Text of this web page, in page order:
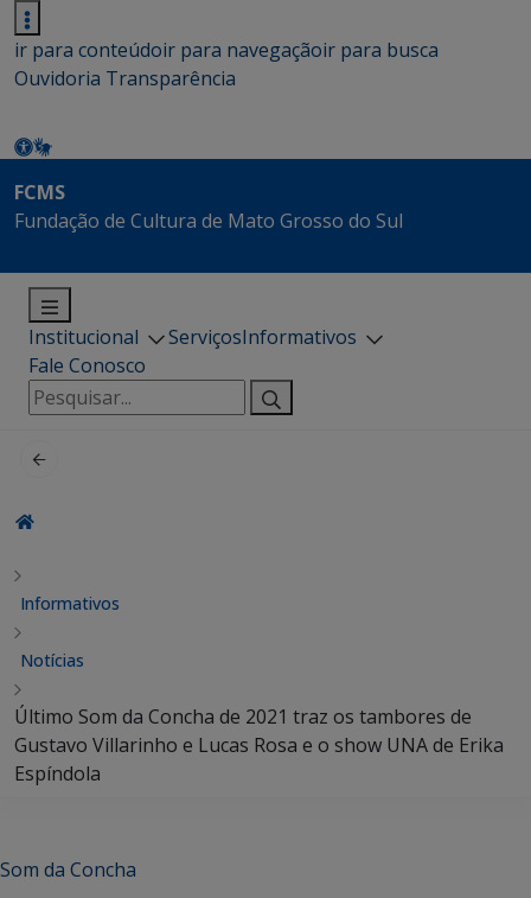
ir para conteúdoir para navegaçãoir para busca
Ouvidoria Transparência
FCMS
Fundação de Cultura de Mato Grosso do Sul
Institucional ServiçosInformativos
Fale Conosco
Pesquisar
por:
Informativos
Notícias
Último Som da Concha de 2021 traz os tambores de
Gustavo Villarinho e Lucas Rosa e o show UNA de Erika
Espíndola
Som da Concha